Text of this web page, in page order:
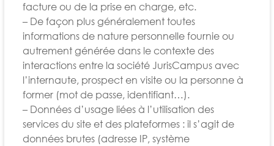
facture ou de la prise en charge, etc.
– De façon plus généralement toutes
informations de nature personnelle fournie ou
autrement générée dans le contexte des
interactions entre la société JurisCampus avec
l’internaute, prospect en visite ou la personne à
former (mot de passe, identifiant…).
– Données d’usage liées à l’utilisation des
services du site et des plateformes : il s’agit de
données brutes (adresse IP, système